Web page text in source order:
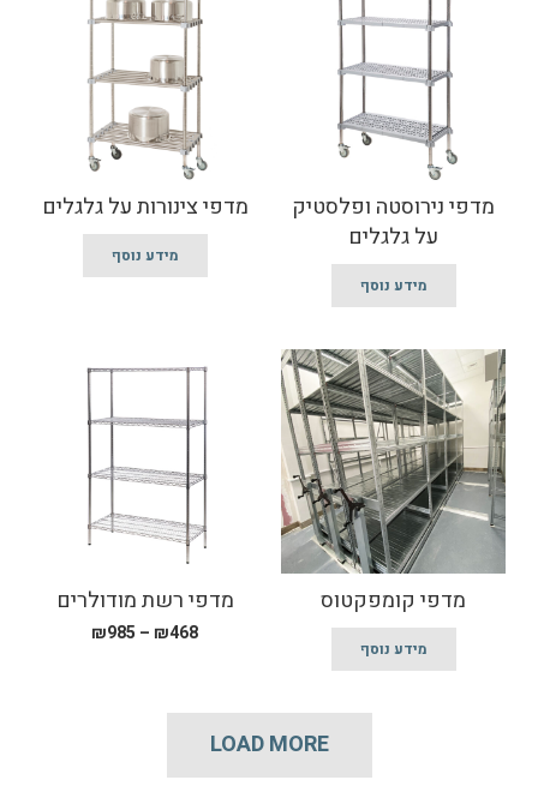
מדפי נירוסטה ופלסטיק
על גלגלים
מידע נוסף
מדפי צינורות על גלגלים
מידע נוסף
מדפי קומפקטוס
מידע נוסף
מדפי רשת מודולרים
₪468
–
₪985
LOAD MORE